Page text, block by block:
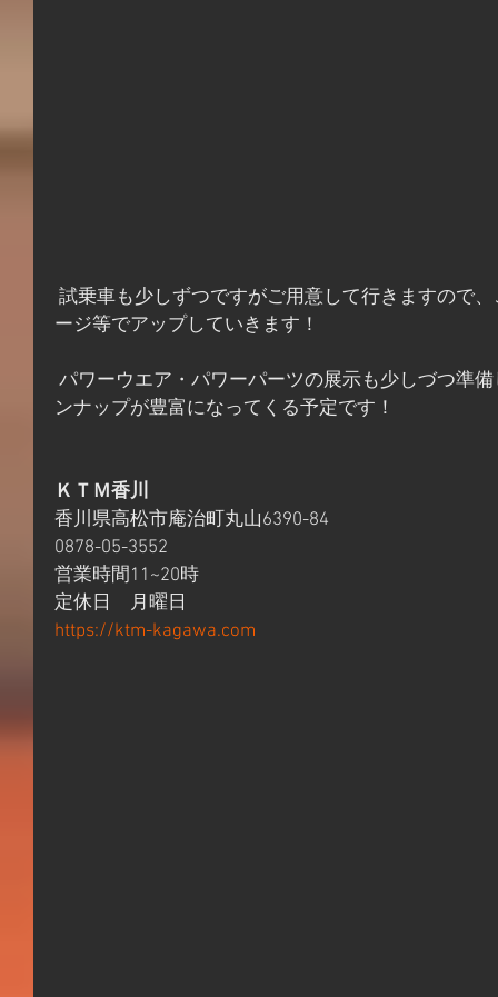
ージ等でアップしていきます！
ンナップが豊富になってくる予定です！
ＫＴＭ香川
香川県高松市庵治町丸山6390-84
0878-05-3552
営業時間11~20時
定休日　月曜日
https://ktm-kagawa.com